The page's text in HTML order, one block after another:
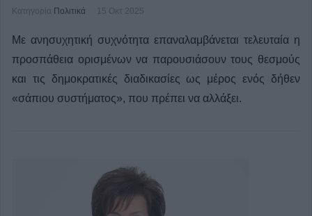
Κατηγορία Πολιτικά 15 Οκτ 2025
Με ανησυχητική συχνότητα επαναλαμβάνεται τελευταία η
προσπάθεια ορισμένων να παρουσιάσουν τους θεσμούς
και τις δημοκρατικές διαδικασίες ως μέρος ενός δήθεν
«σάπιου συστήματος», που πρέπει να αλλάξει.